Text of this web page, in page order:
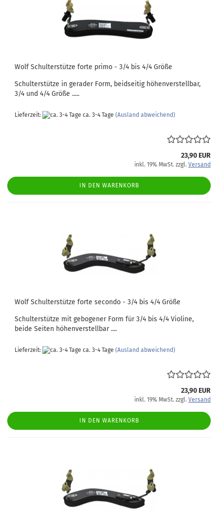
Wolf Schulterstütze forte primo - 3/4 bis 4/4 Größe
Schulterstütze in gerader Form, beidseitig höhenverstellbar,
3/4 und 4/4 Größe .....
Lieferzeit: ca. 3-4 Tage (Ausland abweichend)
23,90 EUR
inkl. 19% MwSt. zzgl. Versand
IN DEN WARENKORB
Wolf Schulterstütze forte secondo - 3/4 bis 4/4 Größe
Schulterstütze mit gebogener Form für 3/4 bis 4/4 Violine,
beide Seiten höhenverstellbar ....
Lieferzeit: ca. 3-4 Tage (Ausland abweichend)
23,90 EUR
inkl. 19% MwSt. zzgl. Versand
IN DEN WARENKORB